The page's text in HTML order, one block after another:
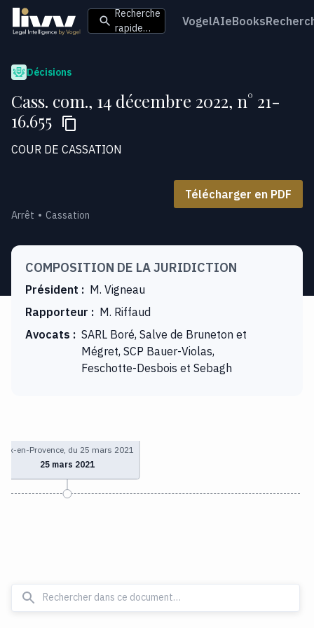
Recherche
rapide…
VogelAIeBooks
Décisions
Cass. com., 14 décembre 2022, n° 21-
16.655
COUR DE CASSATION
Télécharger en PDF
Arrêt Cassation
COMPOSITION DE LA JURIDICTION
Président : M. Vigneau
Rapporteur : M. Riffaud
Avocats : SARL Boré, Salve de Bruneton et
Mégret, SCP Bauer-Violas,
Feschotte-Desbois et Sebagh
Aix-en-Provence, du 25 mars 2021
25 mars 2021